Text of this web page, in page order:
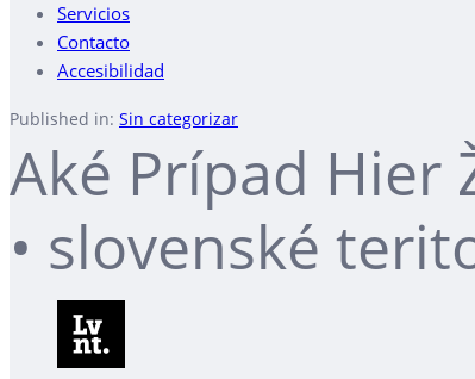
Servicios
Contacto
Accesibilidad
Published in: Sin categorizar
Aké Prípad Hier
• slovenské